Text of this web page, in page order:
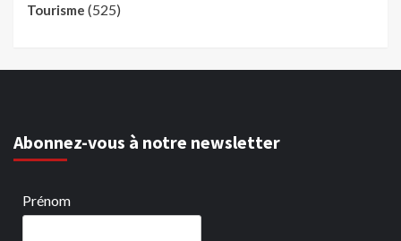
Tourisme (525)
Abonnez-vous à notre newsletter
Prénom